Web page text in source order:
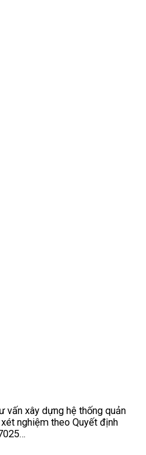
vấn xây dựng hệ thống quản
nghiệm theo Quyết định